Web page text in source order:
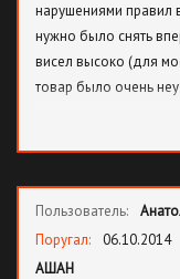
переживала больше
ущерб?! За свои 32
обвинили, в
Охранники которые
которая не раз
нарушениями правил
нужно было снять
висел высоко (для
товар было очень
ваш сотрудник
Вместо того чтобы
Разговаривая со
то, что я старше и
лет). Дословно
Пользователь:
Поругал:
06.10.2014
АШАН